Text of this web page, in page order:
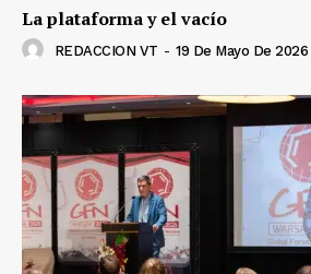
La plataforma y el vacío
REDACCION VT - 19 De Mayo De 2026